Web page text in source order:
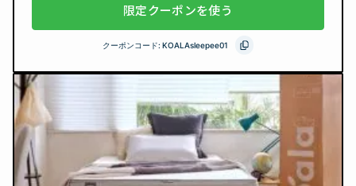
限定クーポンを使う
クーポンコード: KOALAsleepee01